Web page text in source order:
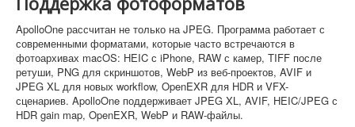
ApolloOne рассчитан не только на JPEG. Программа работает с
современными форматами, которые часто встречаются в
фотоархивах macOS: HEIC с iPhone, RAW с камер, TIFF после
ретуши, PNG для скриншотов, WebP из веб-проектов, AVIF и
JPEG XL для новых workflow, OpenEXR для HDR и VFX-
сценариев. ApolloOne поддерживает JPEG XL, AVIF, HEIC/JPEG с
HDR gain map, OpenEXR, WebP и RAW-файлы.